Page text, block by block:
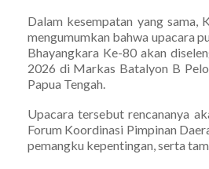
Dalam kesempatan yang sama,
mengumumkan bahwa upacara
Bhayangkara Ke-80 akan
2026 di Markas Batalyon B
Papua Tengah.
Upacara tersebut rencananya
Forum Koordinasi Pimpinan
pemangku kepentingan, serta